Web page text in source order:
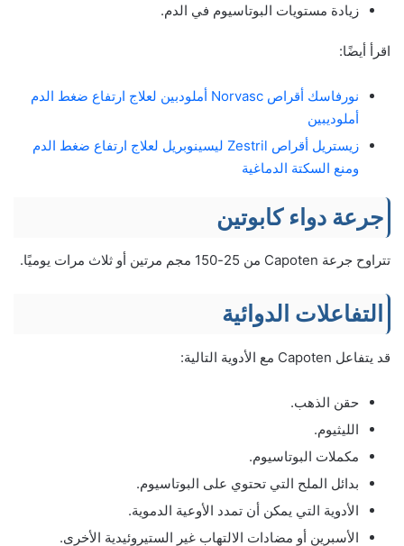
زيادة مستويات البوتاسيوم في الدم.
اقرأ أيضًا:
نورفاسك أقراص Norvasc أملودبين لعلاج ارتفاع ضغط الدم
أملوديبين
زيستريل أقراص Zestril ليسينوبريل لعلاج ارتفاع ضغط الدم
ومنع السكتة الدماغية
جرعة دواء كابوتين
تتراوح جرعة Capoten من 25-150 مجم مرتين أو ثلاث مرات يوميًا.
التفاعلات الدوائية
قد يتفاعل Capoten مع الأدوية التالية:
حقن الذهب.
الليثيوم.
مكملات البوتاسيوم.
بدائل الملح التي تحتوي على البوتاسيوم.
الأدوية التي يمكن أن تمدد الأوعية الدموية.
الأسبرين أو مضادات الالتهاب غير الستيروئيدية الأخرى.